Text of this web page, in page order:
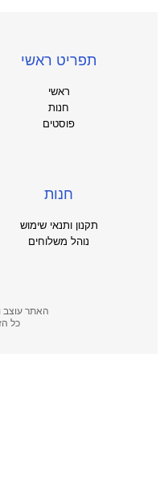
תפריט ראשי
ראשי
חנות
פוסטים
חנות
תקנון ותנאי שימוש
נוהל משלוחים
האתר עוצב
כל